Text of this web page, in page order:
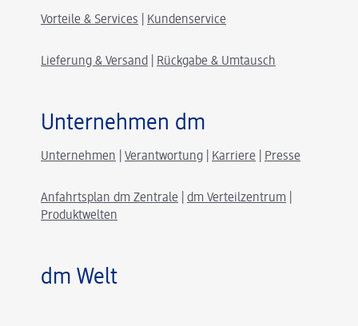
Vorteile & Services Kundenservice
Lieferung & Versand Rückgabe & Umtausch
Unternehmen dm
Unternehmen Verantwortung Karriere Presse
Anfahrtsplan dm Zentrale dm Verteilzentrum
Produktwelten
dm Welt